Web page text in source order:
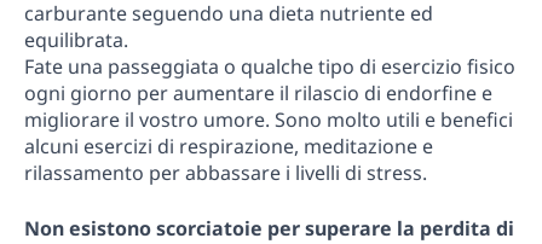
carburante seguendo una dieta nutriente ed
equilibrata.
Fate una passeggiata o qualche tipo di esercizio fisico
ogni giorno per aumentare il rilascio di endorfine e
migliorare il vostro umore. Sono molto utili e benefici
alcuni esercizi di respirazione, meditazione e
rilassamento per abbassare i livelli di stress.
Non esistono scorciatoie per superare la perdita di